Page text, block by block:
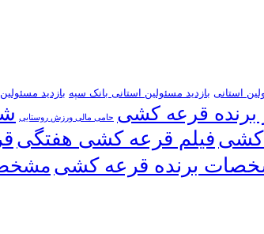
استانی بازدید مسئولین استانی بانک سپه بازدید
برنده قرعه کشی حامی مالی ورزش روستایی
کشی فیلم قرعه کشی هفتگی
برنده قرعه کشی